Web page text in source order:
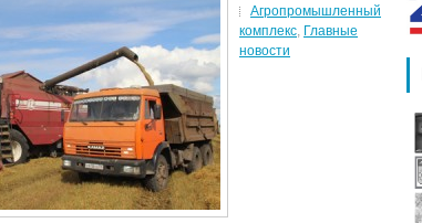
Агропромышленный
комплекс, Главные
новости